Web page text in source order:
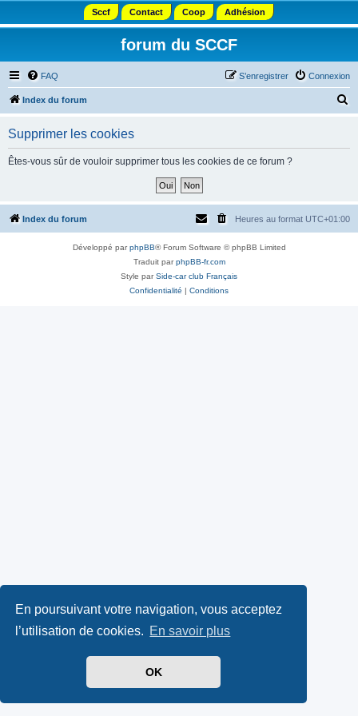
En poursuivant votre navigation, vous acceptez
l’utilisation de cookies. En savoir plus
OK
Sccf Contact Coop Adhésion
forum du SCCF
FAQ Connexion
S’enregistrer
Index du forum
h
Supprimer les cookies
Êtes-vous sûr de vouloir supprimer tous les cookies de ce forum ?
Index du forum Heures au format UTC+01:00
Développé parphpBB® Forum Software © phpBB Limited
Traduit parphpBB-fr.com
Style parSide-car club Français
Confidentialité | Conditions